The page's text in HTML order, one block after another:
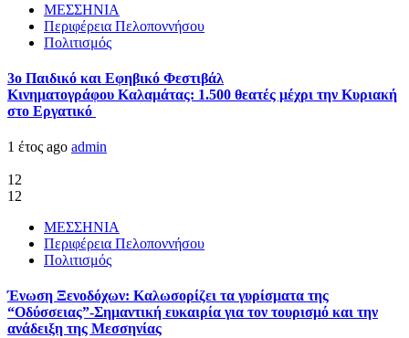
ΜΕΣΣΗΝΙΑ
Περιφέρεια Πελοποννήσου
Πολιτισμός
3ο Παιδικό και Εφηβικό Φεστιβάλ
Κινηματογράφου Καλαμάτας: 1.500 θεατές μέχρι την Κυριακή
στο Εργατικό
1 έτος ago admin
12
12
ΜΕΣΣΗΝΙΑ
Περιφέρεια Πελοποννήσου
Πολιτισμός
Ένωση Ξενοδόχων: Καλωσορίζει τα γυρίσματα της
“Οδύσσειας”-Σημαντική ευκαιρία για τον τουρισμό και την
ανάδειξη της Μεσσηνίας